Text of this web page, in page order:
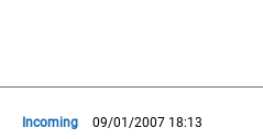
Incoming 09/01/2007 18:13